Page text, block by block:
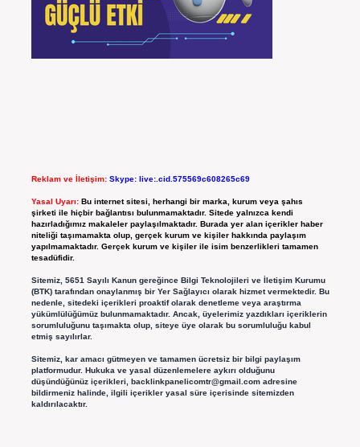
Reklam ve İletişim: Skype: live:.cid.575569c608265c69
Yasal Uyarı: Bu internet sitesi, herhangi bir marka, kurum veya şahıs
şirketi ile hiçbir bağlantısı bulunmamaktadır. Sitede yalnızca kendi
hazırladığımız makaleler paylaşılmaktadır. Burada yer alan içerikler haber
niteliği taşımamakta olup, gerçek kurum ve kişiler hakkında paylaşım
yapılmamaktadır. Gerçek kurum ve kişiler ile isim benzerlikleri tamamen
tesadüfidir.
Sitemiz, 5651 Sayılı Kanun gereğince Bilgi Teknolojileri ve İletişim Kurumu
(BTK) tarafından onaylanmış bir Yer Sağlayıcı olarak hizmet vermektedir. Bu
nedenle, sitedeki içerikleri proaktif olarak denetleme veya araştırma
yükümlülüğümüz bulunmamaktadır. Ancak, üyelerimiz yazdıkları içeriklerin
sorumluluğunu taşımakta olup, siteye üye olarak bu sorumluluğu kabul
etmiş sayılırlar.
Sitemiz, kar amacı gütmeyen ve tamamen ücretsiz bir bilgi paylaşım
platformudur. Hukuka ve yasal düzenlemelere aykırı olduğunu
düşündüğünüz içerikleri, backlinkpanelicomtr@gmail.comadresine
bildirmeniz halinde, ilgili içerikler yasal süre içerisinde sitemizden
kaldırılacaktır.